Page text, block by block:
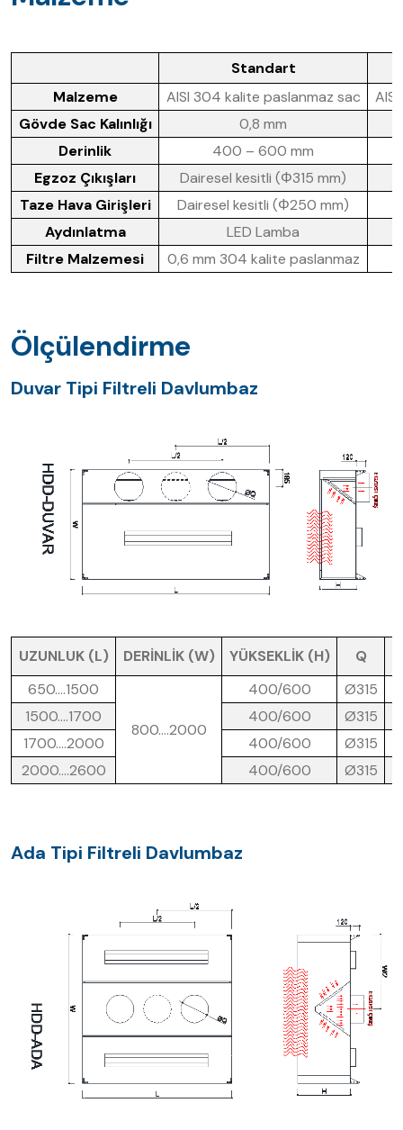
Standart
Malzeme
AISI 304 kalite paslanmaz sac
Gövde Sac Kalınlığı
0,8 mm
Derinlik
400 – 600 mm
Egzoz Çıkışları
Dairesel kesitli (Φ315 mm)
Taze Hava Girişleri
Dairesel kesitli (Φ250 mm)
Aydınlatma
LED Lamba
Filtre Malzemesi
0,6 mm 304 kalite paslanmaz
Ölçülendirme
Duvar Tipi Filtreli Davlumbaz
UZUNLUK (L) DERİNLİK (W) YÜKSEKLİK (H) Q
650….1500
800….2000
400/600
Ø315
1500….1700
400/600
Ø315
1700….2000
400/600
Ø315
2000….2600
400/600 Ø315
Ada Tipi Filtreli Davlumbaz